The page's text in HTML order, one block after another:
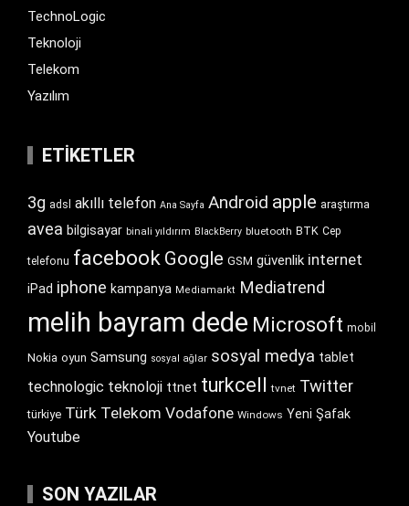
TechnoLogic
Teknoloji
Telekom
Yazılım
ETIKETLER
3g adsl akıllı telefon Ana Sayfa Android apple araştırma
avea bilgisayar binali yıldırım BlackBerry bluetooth BTK Cep
telefonu facebook Google GSM güvenlik internet
iPad iphone kampanya Mediamarkt Mediatrend
melih bayram dede Microsoft mobil
Nokia oyun Samsung sosyal ağlar sosyal medya tablet
technologic teknoloji ttnet turkcell tvnet Twitter
türkiye Türk Telekom Vodafone Windows Yeni Şafak
Youtube
SON YAZILAR